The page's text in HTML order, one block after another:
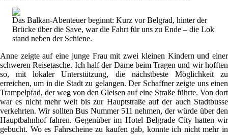
Das Balkan-Abenteuer beginnt: Kurz vor Belgrad, hinter der
Brücke über die Save, war die Fahrt für uns zu Ende – die Lok
stand neben der Schiene.
Anne zeigte auf eine junge Frau mit zwei kleinen Kindern und einer
schweren Reisetasche. Ich half der Dame beim Tragen und wir hofften
so, mit lokaler Unterstützung, die nächstbeste Möglichkeit zu
erreichen, um in die Stadt zu gelangen. Der Schaffner zeigte uns einen
Trampelpfad, der weg von den Gleisen auf eine Straße führte. Von dort
war es nicht mehr weit bis zur Hauptstraße auf der auch Stadtbusse
verkehrten. Wir sollten Bus Nummer 511 nehmen, der würde über den
Hauptbahnhof fahren. Gegenüber im Hotel Belgrade City hatten wir
gebucht. Wo es Fahrscheine zu kaufen gab, konnte ich nicht mehr in